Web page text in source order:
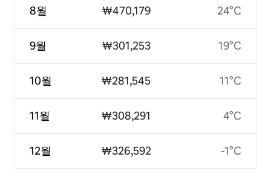
8월
9월
10월
11월
12월
₩470,179
₩301,253
₩281,545
₩308,291
₩326,592
24°C
19°C
11°C
4°C
-1°C